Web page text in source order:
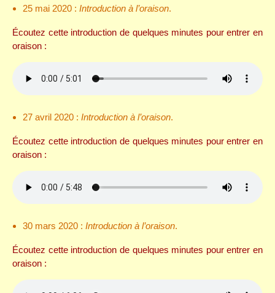
25 mai 2020 : Introduction à l’oraison.
Écoutez cette introduction de quelques minutes pour entrer en
oraison :
27 avril 2020 : Introduction à l’oraison.
Écoutez cette introduction de quelques minutes pour entrer en
oraison :
30 mars 2020 : Introduction à l’oraison.
Écoutez cette introduction de quelques minutes pour entrer en
oraison :